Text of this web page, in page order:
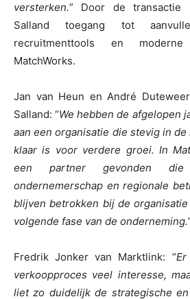
versterken.” Door de transactie
Salland toegang tot
recruitmenttools en
MatchWorks.
Jan van Heun en André
Salland: “We hebben de afgelopen
aan een organisatie die stevig in
klaar is voor verdere groei. In
een partner gevonden
ondernemerschap en regionale
blijven betrokken bij de
volgende fase van de onderneming.
Fredrik Jonker van Marktlink: “
verkoopproces veel interesse,
liet zo duidelijk de strategische